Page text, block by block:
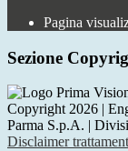
Pagina
Sezione
Copyright 2026 |
Parma S.p.A. |
Disclaimer